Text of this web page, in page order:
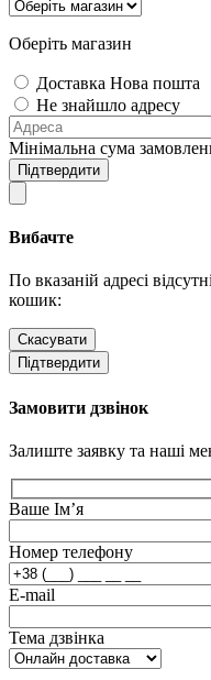
Оберіть магазин
Доставка Нова пошта
Не знайшло адресу
Мінімальна сума
Підтвердити
Вибачте
По вказаній адресі
кошик:
Скасувати
Підтвердити
Замовити дзвінок
Залиште заявку та наші
Ваше Ім’я
Номер телефону
E-mail
Тема дзвінка